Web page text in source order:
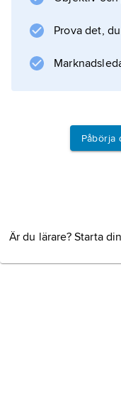
Prova det,
Påbörja
Är du lärare? Starta